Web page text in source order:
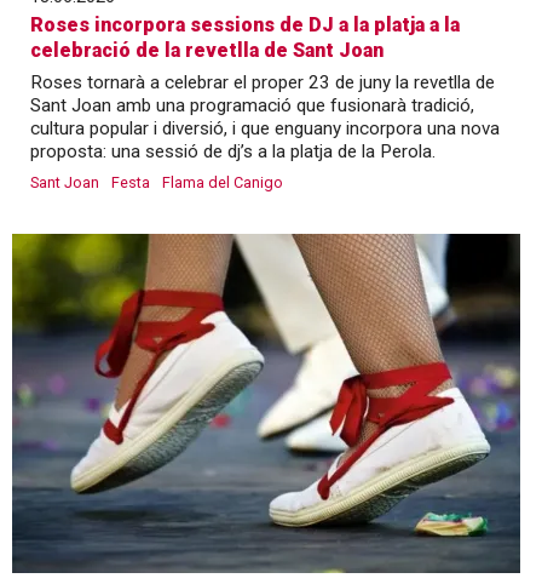
Roses incorpora sessions de DJ a la platja a la
celebració de la revetlla de Sant Joan
Roses tornarà a celebrar el proper 23 de juny la revetlla de
Sant Joan amb una programació que fusionarà tradició,
cultura popular i diversió, i que enguany incorpora una nova
proposta: una sessió de dj’s a la platja de la Perola.
Sant Joan Festa Flama del Canigo